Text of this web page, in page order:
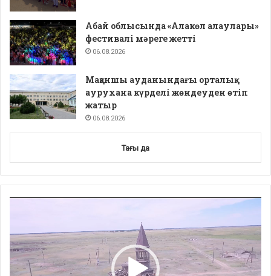
Абай облысында «Алакөл алаулары»
фестивалі мәреге жетті
06.08.2026
Мақаншы ауданындағы орталық
аурухана күрделі жөндеуден өтіп
жатыр
06.08.2026
Тағы да